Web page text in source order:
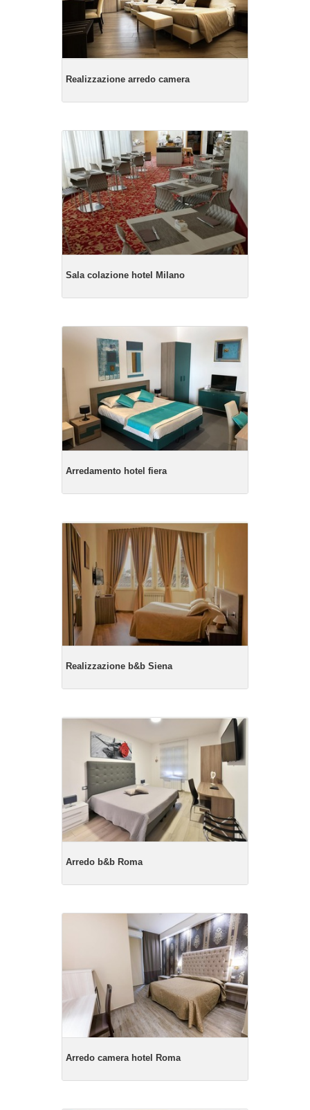
Realizzazione arredo camera
Sala colazione hotel Milano
Arredamento hotel fiera
Realizzazione b&b Siena
Arredo b&b Roma
Arredo camera hotel Roma